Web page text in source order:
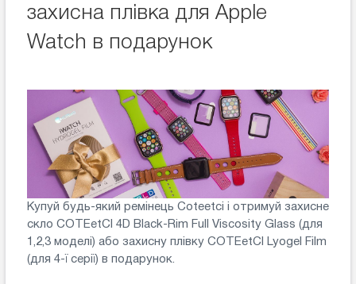
захисна плівка для Apple
Watch в подарунок
Купуй будь-який ремінець Coteetci і отримуй захисне
скло COTEetCI 4D Black-Rim Full Viscosity Glass (для
1,2,3 моделі) або захисну плівку COTEetCI Lyogel Film
(для 4-ї серії) в подарунок.